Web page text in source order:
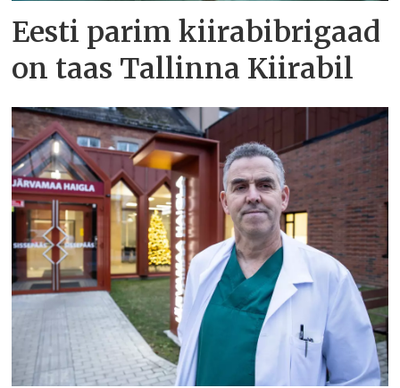
Eesti parim kiirabibrigaad
on taas Tallinna Kiirabil